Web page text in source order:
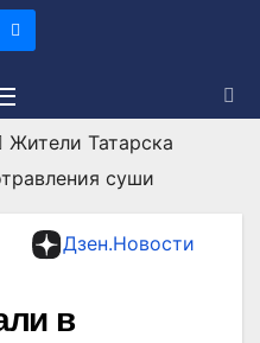
Жители Татарска
суши
Дзен.Новости
в